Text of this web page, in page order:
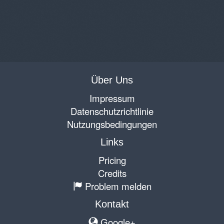
Über Uns
Impressum
Datenschutzrichtlinie
Nutzungsbedingungen
Links
Pricing
Credits
Problem melden
Kontakt